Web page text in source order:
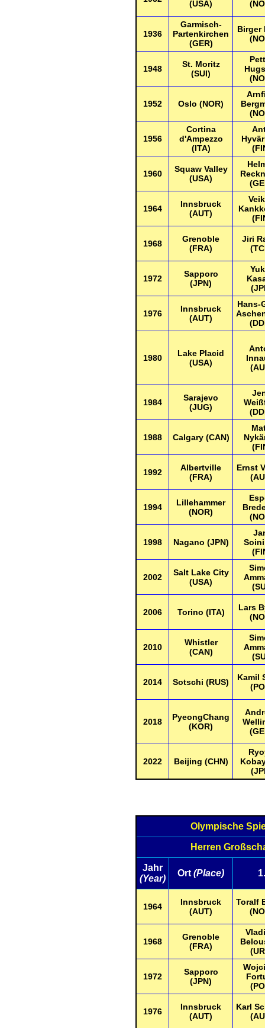
(USA)
1936
Garmisch-
Partenkirchen
(GER)
Birger
1948
St. Moritz
(SUI)
1952 Oslo (NOR)
1956
Cortina
d'Ampezzo
(ITA)
1960
Squaw Valley
(USA)
1964
Innsbruck
(AUT)
1968
Grenoble
(FRA)
Jiri
1972
Sapporo
(JPN)
1976
Innsbruck
(AUT)
Hans-
1980
Lake Placid
(USA)
1984
Sarajevo
(JUG)
1988 Calgary (CAN)
1992
Albertville
(FRA)
Ernst
1994
Lillehammer
(NOR)
1998 Nagano (JPN)
2002
Salt Lake City
(USA)
2006 Torino (ITA)
Lars
2010
Whistler
(CAN)
2014 Sotschi (RUS)
Kamil
2018
PyeongChang
(KOR)
2022 Beijing (CHN)
Olympische
Herren
Jahr
(Year)
Ort (Place) 1.
1964
Innsbruck
(AUT)
Toralf
1968
Grenoble
(FRA)
1972
Sapporo
(JPN)
1976
Innsbruck
(AUT)
Karl